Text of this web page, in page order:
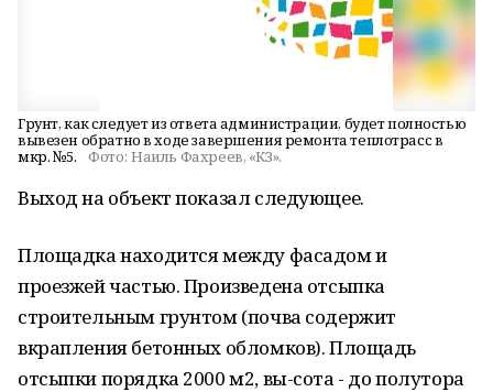
Грунт, как следует из ответа администрации, будет полностью
вывезен обратно в ходе завершения ремонта теплотрасс в
мкр. №5.
Фото: Наиль Фахреев, «КЗ».
Выход на объект показал следующее.
Площадка находится между фасадом и
проезжей частью. Произведена отсыпка
строительным грунтом (почва содержит
вкрапления бетонных обломков). Площадь
отсыпки порядка 2000 м2, вы-сота - до полутора